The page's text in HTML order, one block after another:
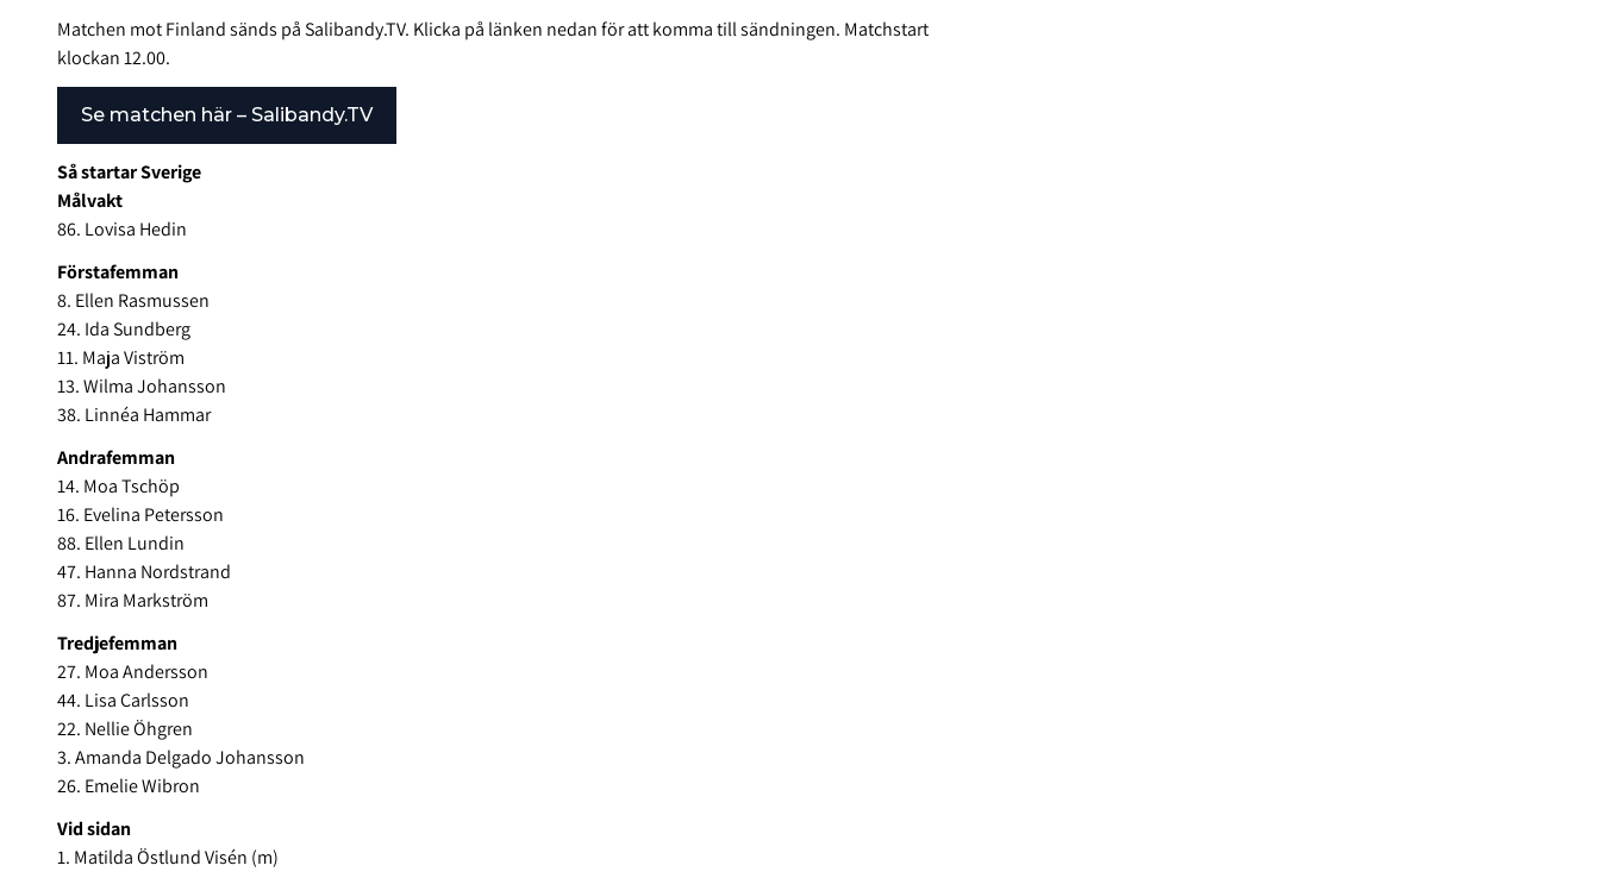
Matchen mot Finland sänds på Salibandy.TV. Klicka på länken nedan för att komma till sändningen. Matchstart
klockan 12.00.
Se matchen här – Salibandy.TV
Så startar Sverige
Målvakt
86. Lovisa Hedin
Förstafemman
8. Ellen Rasmussen
24. Ida Sundberg
11. Maja Viström
13. Wilma Johansson
38. Linnéa Hammar
Andrafemman
14. Moa Tschöp
16. Evelina Petersson
88. Ellen Lundin
47. Hanna Nordstrand
87. Mira Markström
Tredjefemman
27. Moa Andersson
44. Lisa Carlsson
22. Nellie Öhgren
3. Amanda Delgado Johansson
26. Emelie Wibron
Vid sidan
1. Matilda Östlund Visén (m)